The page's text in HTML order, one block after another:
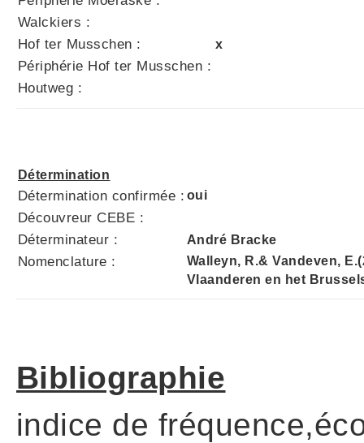
Walckiers :
Hof ter Musschen :
x
Périphérie Hof ter Musschen :
Houtweg :
Détermination
Détermination confirmée : oui
Découvreur CEBE :
Déterminateur :
André Bracke
Nomenclature :
Walleyn, R.& Vandeven,
Vlaanderen en het
Bibliographie
indice de